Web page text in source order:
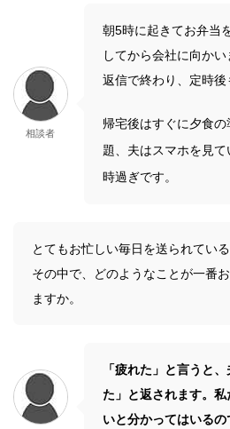
相談者
朝5時に起きてお弁当
してから会社に向か
返信で終わり、定時後
帰宅後はすぐに夕食
題、夫はスマホを見
時過ぎです。
とてもお忙しい毎日を送られている
その中で、どのようなことが一番
ますか。
「疲れた」と言うと
た」と返されます。
いと分かってはいる